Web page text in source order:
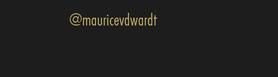
@mauricevdwardt